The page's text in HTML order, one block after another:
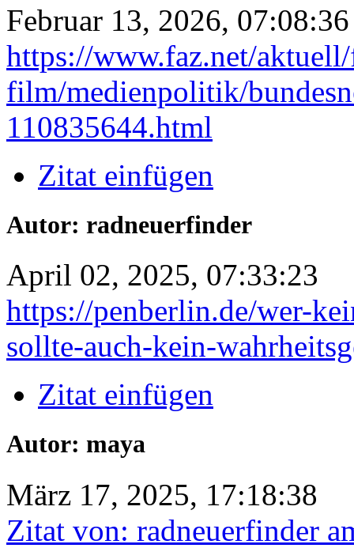
Februar 13, 2026, 07:08:36
https://www.faz.net/
film/medienpolitik/
110835644.html
Zitat einfügen
Autor: radneuerfinder
April 02, 2025, 07:33:23
https://penberlin.de/wer-
sollte-auch-kein-
Zitat einfügen
Autor: maya
März 17, 2025, 17:18:38
Zitat von: radneuerfinder